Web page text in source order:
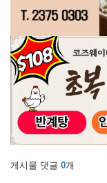
게시물 댓글 0개